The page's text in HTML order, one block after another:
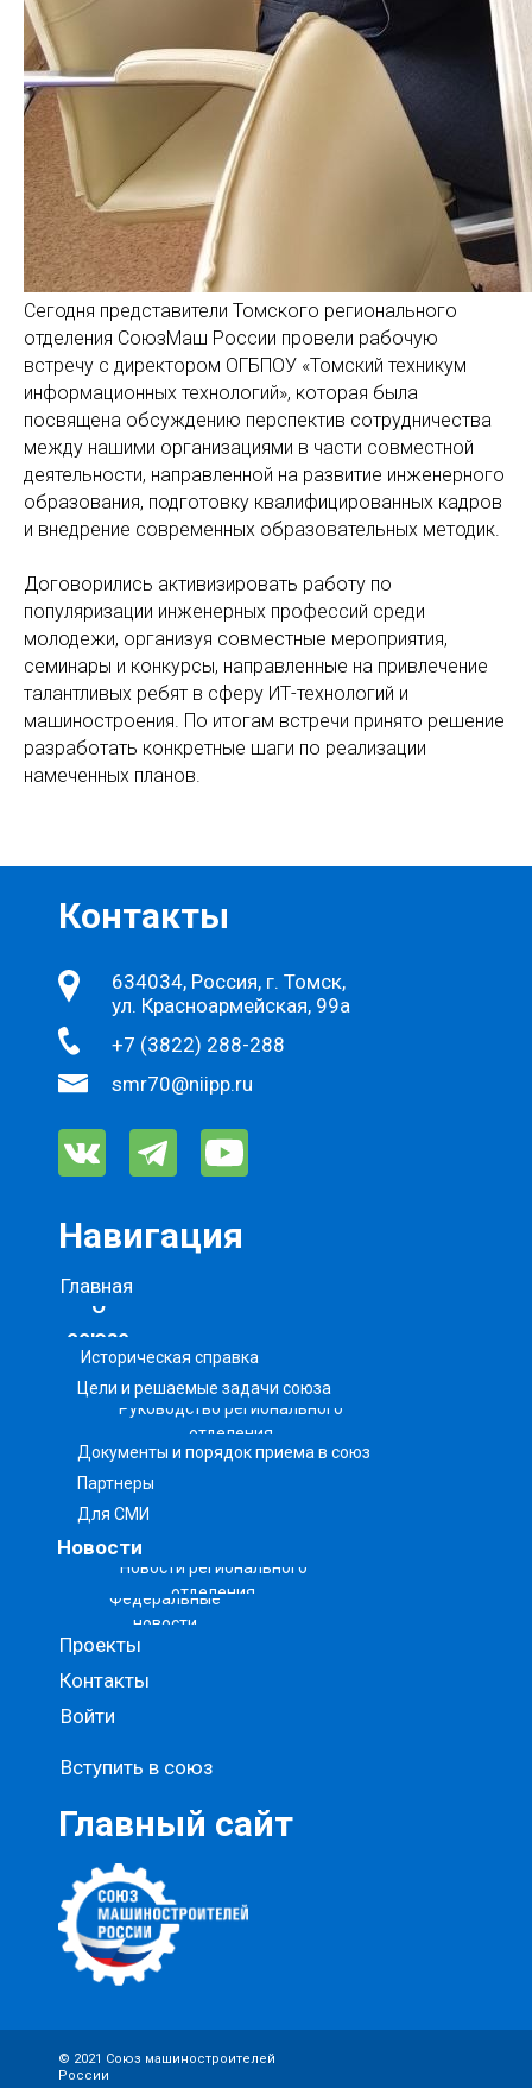
Сегодня представители Томского регионального
отделения СоюзМаш России провели рабочую
встречу с директором ОГБПОУ «Томский техникум
информационных технологий», которая была
посвящена обсуждению перспектив сотрудничества
между нашими организациями в части совместной
деятельности, направленной на развитие инженерного
образования, подготовку квалифицированных кадров
и внедрение современных образовательных методик.
Договорились активизировать работу по
популяризации инженерных профессий среди
молодежи, организуя совместные мероприятия,
семинары и конкурсы, направленные на привлечение
талантливых ребят в сферу ИТ-технологий и
машиностроения. По итогам встречи принято решение
разработать конкретные шаги по реализации
намеченных планов.
634034, Россия, г. Томск,
ул. Красноармейская, 99а
+7 (3822) 288-288
© 2021 Союз машиностроителей
России
Главный сайт
smr70@niipp.ru
Контакты
О
союзе
Новости
Проекты
Контакты
Навигация
Главная
Войти
Вступить в союз
Историческая справка
Цели и решаемые задачи союза
Руководство регионального
отделения
Документы и порядок приема в союз
Партнеры
Для СМИ
Новости регионального
отделения
Федеральные
новости